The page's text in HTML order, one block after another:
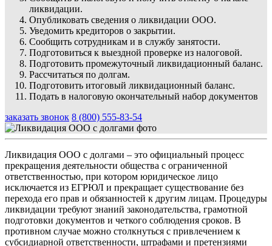
ликвидации.
Опубликовать сведения о ликвидации ООО.
Уведомить кредиторов о закрытии.
Сообщить сотрудникам и в службу занятости.
Подготовиться к выездной проверке из налоговой.
Подготовить промежуточный ликвидационный баланс.
Рассчитаться по долгам.
Подготовить итоговый ликвидационный баланс.
Подать в налоговую окончательный набор документов
заказать звонок 8 (800) 555-83-54
Ликвидация ООО с долгами – это официальный процесс
прекращения деятельности общества с ограниченной
ответственностью, при котором юридическое лицо
исключается из ЕГРЮЛ и прекращает существование без
перехода его прав и обязанностей к другим лицам. Процедуры
ликвидации требуют знаний законодательства, грамотной
подготовки документов и четкого соблюдения сроков. В
противном случае можно столкнуться с привлечением к
субсидиарной ответственности, штрафами и претензиями